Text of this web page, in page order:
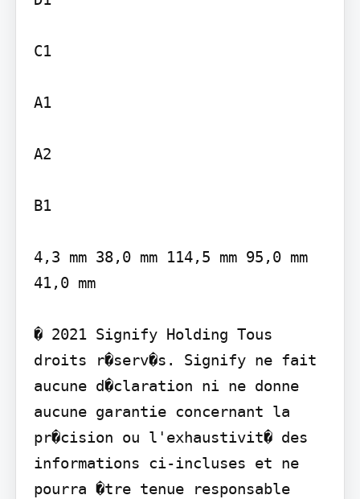
C1
A1
A2
B1
4,3 mm 38,0 mm 114,5 mm 95,0 mm
41,0 mm
� 2021 Signify Holding Tous
droits r�serv�s. Signify ne fait
aucune d�claration ni ne donne
aucune garantie concernant la
pr�cision ou l'exhaustivit� des
informations ci-incluses et ne
pourra �tre tenue responsable